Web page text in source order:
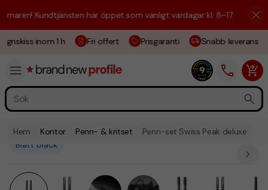
Kundtjänsten har öppet som vanligt vardagar kl. 8–17. ☀️ Vi är
inom 1 h Fri offert Prisgaranti Snabb leverans
Hem Kontor Penn- & kritset Penn-set Swiss Peak deluxe
Blått bläck